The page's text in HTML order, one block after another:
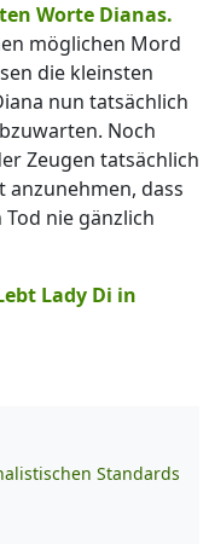
Worte Dianas.
möglichen Mord
die kleinsten
nun tatsächlich
Noch
Zeugen tatsächlich
anzunehmen, dass
nie gänzlich
Lady Di in
Standards